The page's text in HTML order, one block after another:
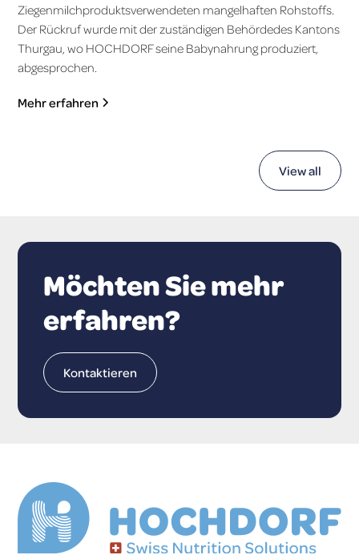
Ziegenmilchproduktsverwendeten mangelhaften Rohstoffs.
Der Rückruf wurde mit der zuständigen Behördedes Kantons
Thurgau, wo HOCHDORF seine Babynahrung produziert,
abgesprochen.
Mehr erfahren
View all
Möchten Sie mehr
erfahren?
Kontaktieren